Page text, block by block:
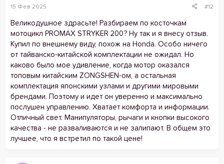
15 Фев 2025 #12
Великодушное здрасьте! Разбираем по косточкам
мотоцикл PROMAX STRYKER 200? Ну так и я внесу отзыв.
Купил по внешнему виду, похож на Honda. Особо ничего
от тайванско-китайской комплектации не ожидал. Но
каково было мое удивление, когда мотор оказался
топовым китайским ZONGSHEN-ом, а остальная
комплектация японскими узлами и другими мировыми
брендами. Поэтому и идет он уверенно и максимально
послушен управлению. Хватает комфорта и информации.
Отличный свет. Манипуляторы, рычаги и кнопки высокого
качества - не разваливаются и не залипают. В общем это
лучшее, что я встретил по такой цене!